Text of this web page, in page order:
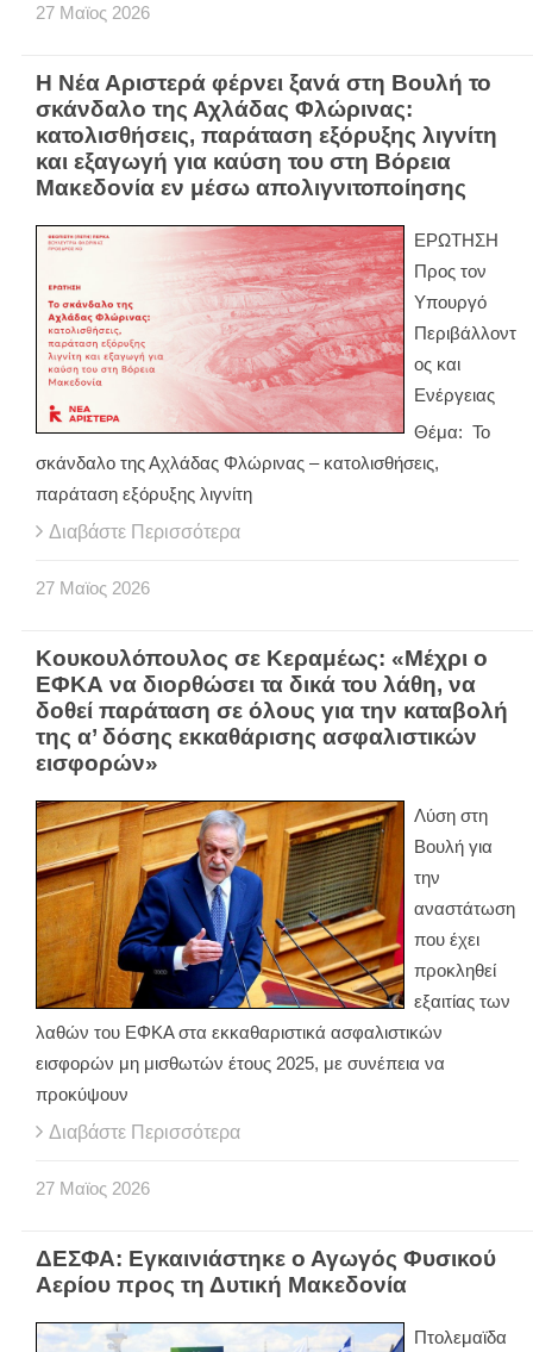
27 Μαϊος 2026
Η Νέα Αριστερά φέρνει ξανά στη Βουλή το
σκάνδαλο της Αχλάδας Φλώρινας:
κατολισθήσεις, παράταση εξόρυξης λιγνίτη
και εξαγωγή για καύση του στη Βόρεια
Μακεδονία εν μέσω απολιγνιτοποίησης
ΕΡΩΤΗΣΗ
Προς τον
Υπουργό
Περιβάλλοντ
ος και
Ενέργειας
Θέμα: Το
σκάνδαλο της Αχλάδας Φλώρινας – κατολισθήσεις,
παράταση εξόρυξης λιγνίτη
Διαβάστε Περισσότερα
27 Μαϊος 2026
Κουκουλόπουλος σε Κεραμέως: «Μέχρι ο
ΕΦΚΑ να διορθώσει τα δικά του λάθη, να
δοθεί παράταση σε όλους για την καταβολή
της α’ δόσης εκκαθάρισης ασφαλιστικών
εισφορών»
Λύση στη
Βουλή για
την
αναστάτωση
που έχει
προκληθεί
εξαιτίας των
λαθών του ΕΦΚΑ στα εκκαθαριστικά ασφαλιστικών
εισφορών μη μισθωτών έτους 2025, με συνέπεια να
προκύψουν
Διαβάστε Περισσότερα
27 Μαϊος 2026
ΔΕΣΦΑ: Εγκαινιάστηκε ο Αγωγός Φυσικού
Αερίου προς τη Δυτική Μακεδονία
Πτολεμαϊδα